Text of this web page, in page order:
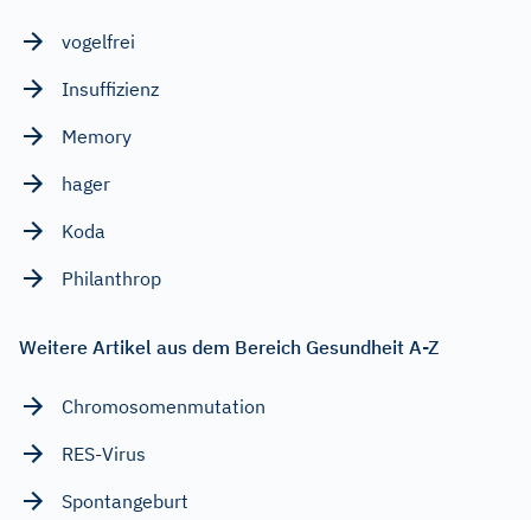
vogelfrei
Insuffizienz
Memory
hager
Koda
Philanthrop
Weitere Artikel aus dem Bereich Gesundheit A-Z
Chromosomenmutation
RES-Virus
Spontangeburt